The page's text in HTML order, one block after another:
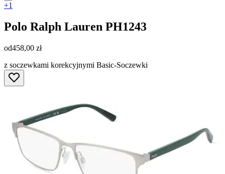
+1
Polo Ralph Lauren PH1243
od458,00 zł
z soczewkami korekcyjnymi Basic-Soczewki